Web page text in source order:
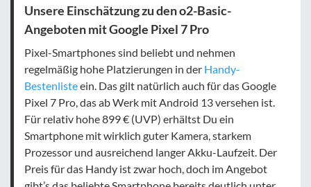
Unsere Einschätzung zu den o2-Basic-
Angeboten mit Google Pixel 7 Pro
Pixel-Smartphones sind beliebt und nehmen
regelmäßig hohe Platzierungen in der Handy-
Bestenlisteein. Das gilt natürlich auch für das Google
Pixel 7 Pro, das ab Werk mit Android 13 versehen ist.
Für relativ hohe 899 € (UVP) erhältst Du ein
Smartphone mit wirklich guter Kamera, starkem
Prozessor und ausreichend langer Akku-Laufzeit. Der
Preis für das Handy ist zwar hoch, doch im Angebot